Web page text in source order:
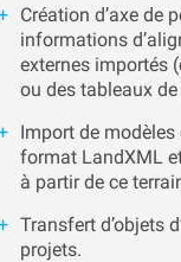
Création d’axe de
informations
externes importés
ou des tableaux
Import de
format LandXML
à partir de ce
Transfert d’objets
projets.